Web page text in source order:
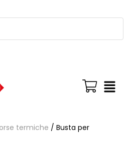
termiche / Busta per